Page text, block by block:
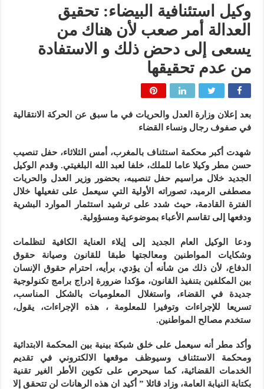
وكيل استئنافية البيضاء: تحقيق
العدالة أمر صعب لأن هناك من
يسعى إلى دحض ذلك و الاستفادة
من عدم تحقيقها
بعد إعلان وزارة العدل والحريات في ما سبق عن الحركة الانتقالية
في صفوف رجال ونساء القضاء
شهدت أكبر محكمة استئناف بالمغرب، أمس الثلاثاء، حفل تنصيب
حسن مطر وكيلا عاما للملك، خلفا لعبد الله البلغيتي. وقدم الوكيل
الجديد خلال مراسيم حفل تنصيبه، بحضور وزير العدل والحريات
مصطفى الرميد، تصوراته الأولية التي سيعمل على تفعيلها خلال
الفترة القادمة، حيث شدد على ترشيد استثمار الموارد البشرية
ودفعها إلى تقاسم الأعباء بموضوعية ومسؤولية.
ودعا الوكيل العام الجديد إلى إيلاء العناية الكافية لتظلمات
وشكايات المواطنين ومعالجتها طبقا للقانون وصيانة حقوق
الدفاع، لأن ذلك من شأنه أن يؤدي، برأيه، احترام حقوق الإنسان
بين المكلفين بتنفيذ القانون، مؤكدا ضرورة إدراج برامج تكنولوجية
جديدة في القضاء، واستغلال المعلوميات بالشكل المناسب،
تسريعا للإجراءات وتوفيرا للمعلومة ، هذه الإجراءات، يقول،
ستخدم مصالح المواطنين.
وأكد مطر أنه سيعمل على خلق شبكة بينية بين المحكمة الابتدائية
ومحكمة الاستئناف وسيوظف موقعها الالكتروني في تقديم
الخدمات القضائية، كما سيحرص على تكوين الأطر الغير تقنية
بكتابة النيابة العامة، وزاد قائلا ” أكيد ان هذه الرهانات لن تتحقق إلا